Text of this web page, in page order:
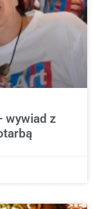
wywiad z